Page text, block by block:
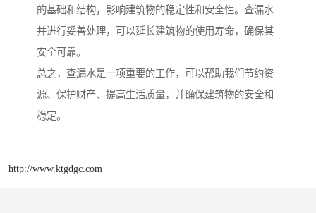
的基础和结构，影响建筑物的稳定性和安全性。查漏水
并进行妥善处理，可以延长建筑物的使用寿命，确保其
安全可靠。
总之，查漏水是一项重要的工作，可以帮助我们节约资
源、保护财产、提高生活质量，并确保建筑物的安全和
稳定。
http://www.ktgdgc.com